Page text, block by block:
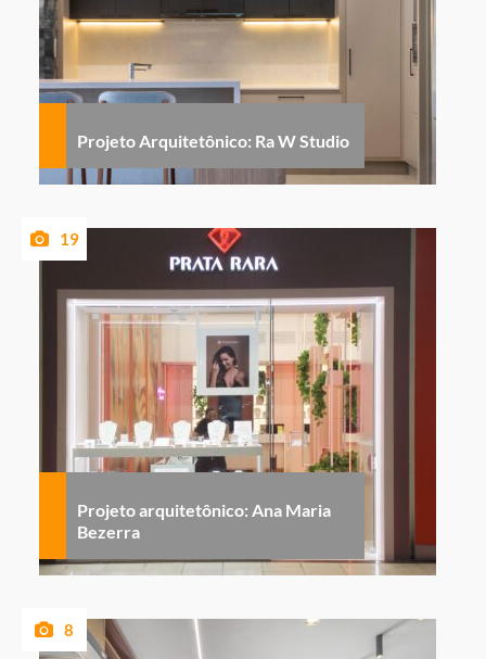
Projeto Arquitetônico: Ra W Studio
19
Projeto arquitetônico: Ana Maria
Bezerra
8